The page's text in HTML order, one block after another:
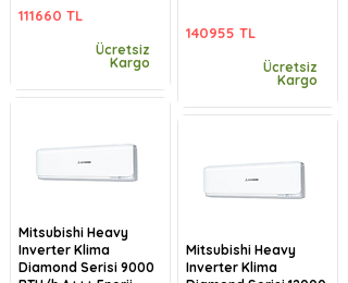
111660 TL
Ücretsiz
Kargo
Mitsubishi Heavy
Inverter Klima
Diamond Serisi 9000
140955 TL
Ücretsiz
Kargo
Mitsubishi Heavy
Inverter Klima